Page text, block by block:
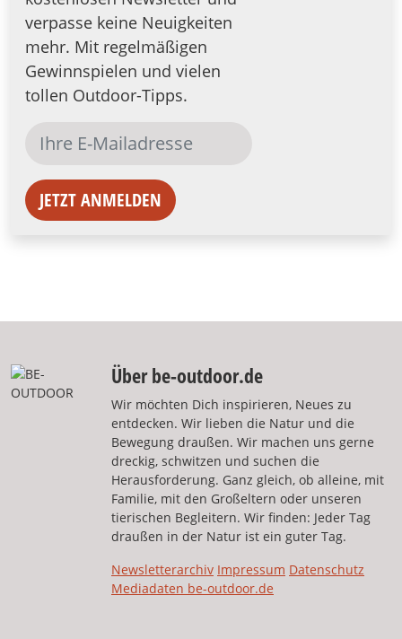
verpasse keine Neuigkeiten
mehr. Mit regelmäßigen
Gewinnspielen und vielen
tollen Outdoor-Tipps.
JETZT ANMELDEN
Über be-outdoor.de
Wir möchten Dich inspirieren, Neues zu
entdecken. Wir lieben die Natur und die
Bewegung draußen. Wir machen uns gerne
dreckig, schwitzen und suchen die
Herausforderung. Ganz gleich, ob alleine, mit
Familie, mit den Großeltern oder unseren
tierischen Begleitern. Wir finden: Jeder Tag
draußen in der Natur ist ein guter Tag.
Newsletterarchiv Impressum Datenschutz
Mediadaten be-outdoor.de